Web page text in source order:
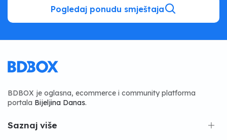
Pogledaj ponudu smještaja
BDBOX je oglasna, ecommerce i community platforma
portala Bijeljina Danas.
Saznaj više